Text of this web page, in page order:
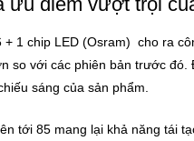
+ 1 chip LED (Osram) cho ra
so với các phiên bản trước
sáng của sản phẩm.
tới 85 mang lại khả năng tái